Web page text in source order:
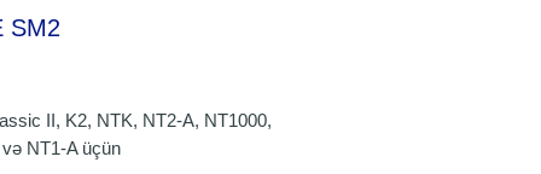
SM2
II, K2, NTK, NT2-A, NT1000,
NT1-A üçün